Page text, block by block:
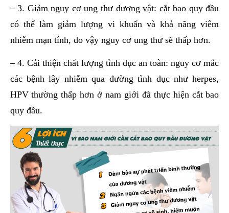
– 3. Giảm nguy cơ ung thư dương vật: cắt bao quy đầu
có thể làm giảm lượng vi khuẩn và khả năng viêm
nhiễm mạn tính, do vậy nguy cơ ung thư sẽ thấp hơn.
– 4. Cải thiện chất lượng tình dục an toàn: nguy cơ mắc
các bệnh lây nhiễm qua đường tình dục như herpes,
HPV thường thấp hơn ở nam giới đã thực hiện cắt bao
quy đầu.